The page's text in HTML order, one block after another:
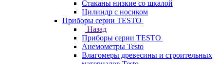
Стаканы низкие со шкалой
Цилиндр с носиком
Приборы серии TESTO
Назад
Приборы серии TESTO
Анемометры Testo
Влагомеры древесины и строительных